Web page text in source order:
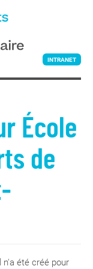
INTRANET
École
de
n'a été créé pour